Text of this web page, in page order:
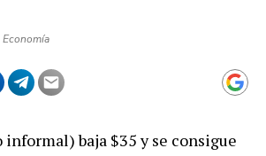
informal) baja $35 y se consigue